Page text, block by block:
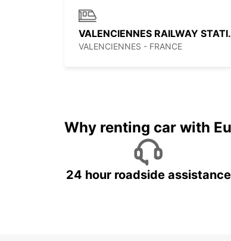
VALENCIENNES RAILWAY STATION - SERVICE POINT
VALENCIENNES - FRANCE
Why renting car with
24 hour roadside assistance